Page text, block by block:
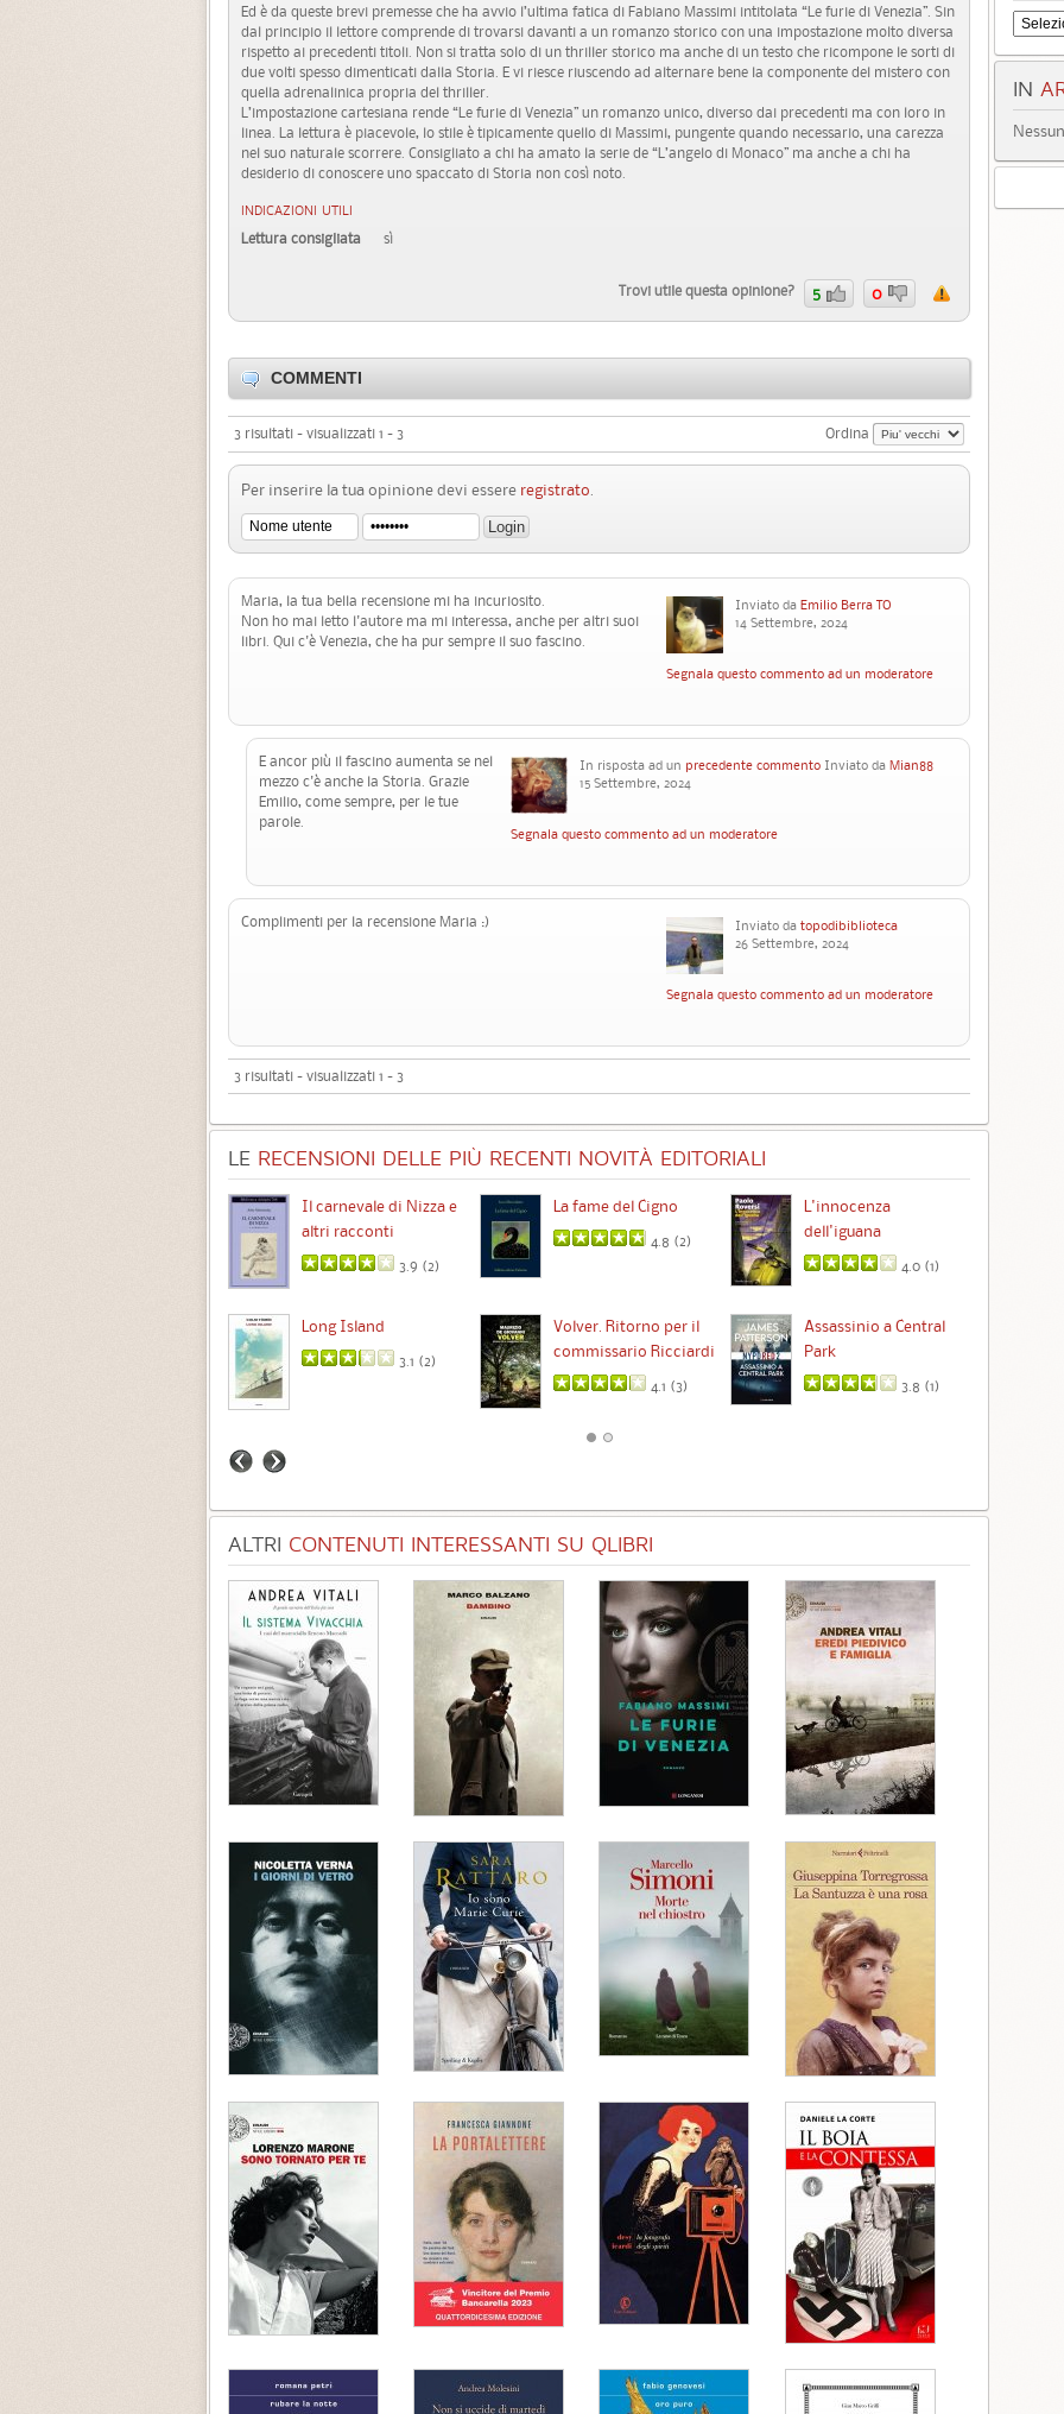
Ed è da queste brevi premesse che ha avvio l’ultima fatica di Fabiano Massimi intitolata “Le furie di Venezia”. Sin
dal principio il lettore comprende di trovarsi davanti a un romanzo storico con una impostazione molto diversa
rispetto ai precedenti titoli. Non si tratta solo di un thriller storico ma anche di un testo che ricompone le sorti di
due volti spesso dimenticati dalla Storia. E vi riesce riuscendo ad alternare bene la componente del mistero con
quella adrenalinica propria del thriller.
L’impostazione cartesiana rende “Le furie di Venezia” un romanzo unico, diverso dai precedenti ma con loro in
linea. La lettura è piacevole, lo stile è tipicamente quello di Massimi, pungente quando necessario, una carezza
nel suo naturale scorrere. Consigliato a chi ha amato la serie de “L’angelo di Monaco” ma anche a chi ha
desiderio di conoscere uno spaccato di Storia non così noto.
INDICAZIONI UTILI
Lettura consigliata sì
Trovi utile questa opinione? 5 0
COMMENTI
3 risultati - visualizzati 1 - 3 Ordina
Per inserire la tua opinione devi essere registrato
Inviato daEmilio Berra TO
14 Settembre, 2024
Segnala questo commento ad un moderatore
Maria, la tua bella recensione mi ha incuriosito.
Non ho mai letto l'autore ma mi interessa, anche per altri suoi
libri. Qui c'è Venezia, che ha pur sempre il suo fascino.
In risposta ad un precedente commento Inviato daMian88
15 Settembre, 2024
Segnala questo commento ad un moderatore
E ancor più il fascino aumenta se nel
mezzo c'è anche la Storia. Grazie
Emilio, come sempre, per le tue
parole.
Inviato datopodibiblioteca
26 Settembre, 2024
Segnala questo commento ad un moderatore
Complimenti per la recensione Maria :)
3 risultati - visualizzati 1 - 3
LE RECENSIONI DELLE PIÙ RECENTI NOVITÀ EDITORIALI
Il carnevale di Nizza e
altri racconti
3.9 (2)
La fame del Cigno
4.8 (2)
L'innocenza
dell'iguana
4.0 (1)
Long Island
3.1 (2)
Volver. Ritorno per il
commissario Ricciardi
4.1 (3)
Assassinio a Central
Park
3.8 (1)
ALTRI CONTENUTI INTERESSANTI SU QLIBRI
IN